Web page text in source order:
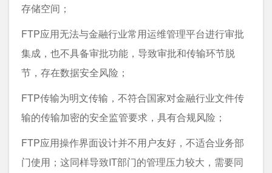
存储空间；
FTP应用无法与金融行业常用运维管理平台进行审批
集成，也不具备审批功能，导致审批和传输环节脱
节，存在数据安全风险；
FTP传输为明文传输，不符合国家对金融行业文件传
输的传输加密的安全监管要求，具有合规风险；
FTP应用操作界面设计并不用户友好，不适合业务部
门使用；这同样导致IT部门的管理压力较大，需要同